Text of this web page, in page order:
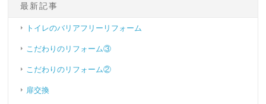
最新記事
トイレのバリアフリーリフォーム
こだわりのリフォーム③
こだわりのリフォーム②
扉交換